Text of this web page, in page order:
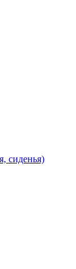
сиденья)